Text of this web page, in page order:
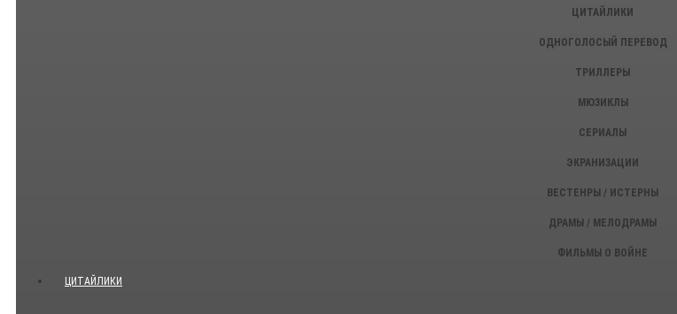
ЦИТАЙЛИКИ
ОДНОГОЛОСЫЙ ПЕРЕВОД
ТРИЛЛЕРЫ
МЮЗИКЛЫ
СЕРИАЛЫ
ЭКРАНИЗАЦИИ
ВЕСТЕНРЫ / ИСТЕРНЫ
ДРАМЫ / МЕЛОДРАМЫ
ФИЛЬМЫ О ВОЙНЕ
ЦИТАЙЛИКИ